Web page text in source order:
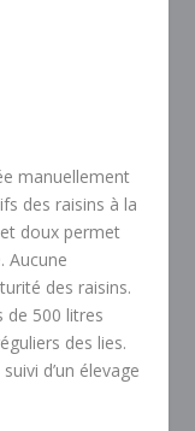
manuellement
des raisins à la
doux permet
Aucune
des raisins.
de 500 litres
des lies.
d’un élevage